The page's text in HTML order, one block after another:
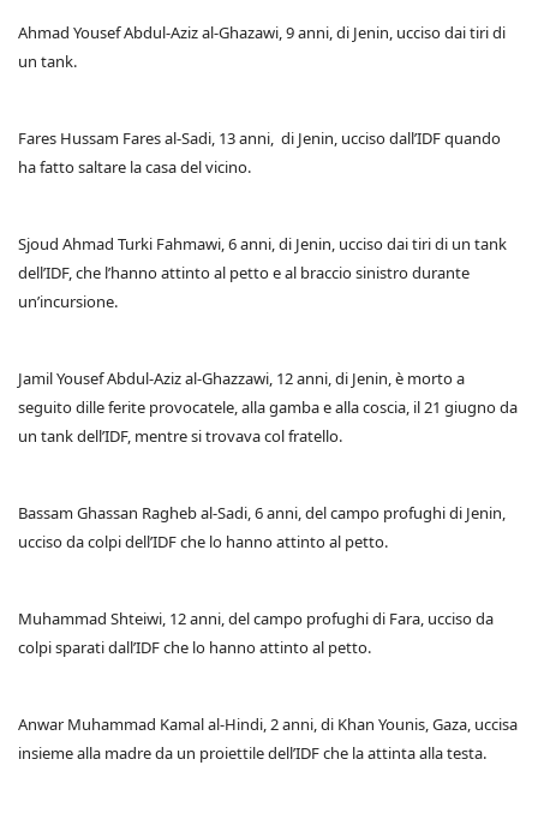
Ahmad Yousef Abdul-Aziz al-Ghazawi, 9 anni, di Jenin, ucciso dai tiri di
un tank.
Fares Hussam Fares al-Sadi, 13 anni, di Jenin, ucciso dall’IDF quando
ha fatto saltare la casa del vicino.
Sjoud Ahmad Turki Fahmawi, 6 anni, di Jenin, ucciso dai tiri di un tank
dell’IDF, che l’hanno attinto al petto e al braccio sinistro durante
un’incursione.
Jamil Yousef Abdul-Aziz al-Ghazzawi, 12 anni, di Jenin, è morto a
seguito dille ferite provocatele, alla gamba e alla coscia, il 21 giugno da
un tank dell’IDF, mentre si trovava col fratello.
Bassam Ghassan Ragheb al-Sadi, 6 anni, del campo profughi di Jenin,
ucciso da colpi dell’IDF che lo hanno attinto al petto.
Muhammad Shteiwi, 12 anni, del campo profughi di Fara, ucciso da
colpi sparati dall’IDF che lo hanno attinto al petto.
Anwar Muhammad Kamal al-Hindi, 2 anni, di Khan Younis, Gaza, uccisa
insieme alla madre da un proiettile dell’IDF che la attinta alla testa.